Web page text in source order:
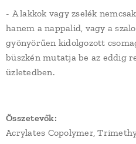
- A lakkok vagy zselék
hanem a nappalid, vagy a
gyönyörűen kidolgozott
büszkén mutatja be az eddig
üzletedben.
Összetevők:
Acrylates Copolymer,